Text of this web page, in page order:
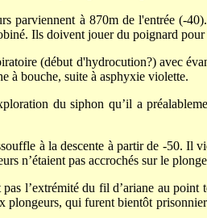
parviennent à 870m de l'entrée (-
Ils doivent jouer du poignard
(début d'hydrocution?) avec
à bouche, suite à asphyxie violette.
du siphon qu’il a
à la descente à partir de -50. Il
n’étaient pas accrochés sur le
l’extrémité du fil d’ariane au
qui furent bientôt